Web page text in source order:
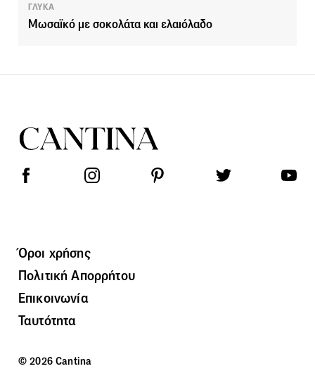
ΓΛΥΚΑ
Μωσαϊκό με σοκολάτα και ελαιόλαδο
Όροι χρήσης
Πολιτική Απορρήτου
Επικοινωνία
Ταυτότητα
© 2026 Cantina